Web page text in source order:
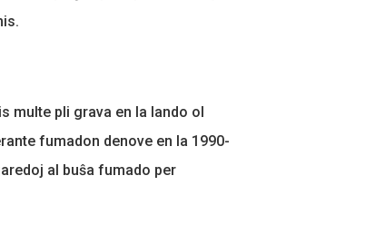
multe pli grava en la lando ol
fumadon denove en la 1990-
al buŝa fumado per